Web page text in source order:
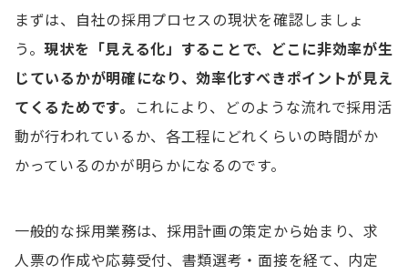
まずは、自社の採用プロセスの現状を確認しましょ
う。現状を「見える化」することで、どこに非効率が生
じているかが明確になり、効率化すべきポイントが見え
てくるためです。
これにより、どのような流れで採用活
動が行われているか、各工程にどれくらいの時間がか
かっているのかが明らかになるのです。
一般的な採用業務は、採用計画の策定から始まり、求
人票の作成や応募受付、書類選考・面接を経て、内定